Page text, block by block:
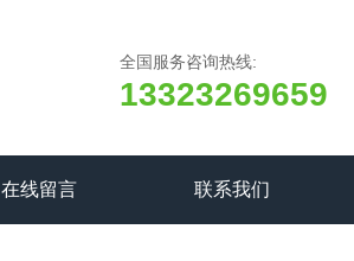
全国服务咨询热线:
13323269659
在线留言 联系我们